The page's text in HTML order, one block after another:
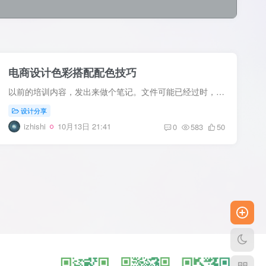
电商设计色彩搭配配色技巧
以前的培训内容，发出来做个笔记。文件可能已经过时，也可能有一些错误，仅供参考。 大纲 参考取色 产品取色 色彩理论 直觉配色 总结
设计分享
izhishi 10月13日 21:41 0 583 50